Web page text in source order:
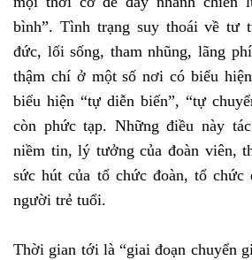
bình”. Tình trạng suy thoái về tư
đức, lối sống, tham nhũng, lãng
thậm chí ở một số nơi có biểu
biểu hiện “tự diễn biến”, “tự
còn phức tạp. Những điều này
niềm tin, lý tưởng của đoàn viên,
sức hút của tổ chức đoàn, tổ chức
người trẻ tuổi.
Thời gian tới là “giai đoạn chuyển